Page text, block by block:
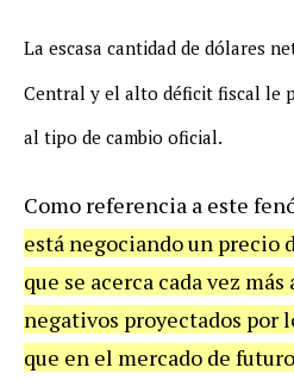
La escasa cantidad de dólares
Central y el alto déficit fiscal le
al tipo de cambio oficial.
Como referencia a este
está negociando un precio
que se acerca cada vez
negativos proyectados por
que en el mercado de